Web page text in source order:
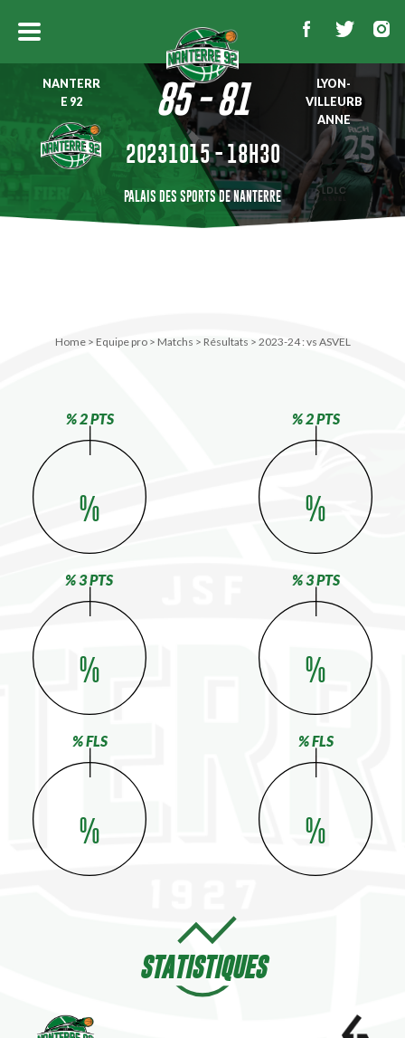
NANTERR
E 92
85 - 81
LYON-
VILLEURB
ANNE
20231015 - 18H30
PALAIS DES SPORTS DE NANTERRE
Home> Equipe pro> Matchs > Résultats > 2023-24 : vs ASVEL
% 2 PTS
%
% 3 PTS
%
% FLS
%
STATISTIQUES
% 2 PTS
%
% 3 PTS
%
% FLS
%